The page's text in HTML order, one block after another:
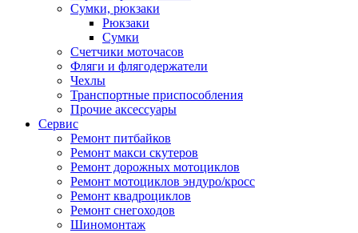
Сумки, рюкзаки
Рюкзаки
Сумки
Счетчики моточасов
Фляги и флягодержатели
Чехлы
Транспортные приспособления
Прочие аксессуары
Сервис
Ремонт питбайков
Ремонт макси скутеров
Ремонт дорожных мотоциклов
Ремонт мотоциклов эндуро/кросс
Ремонт квадроциклов
Ремонт снегоходов
Шиномонтаж